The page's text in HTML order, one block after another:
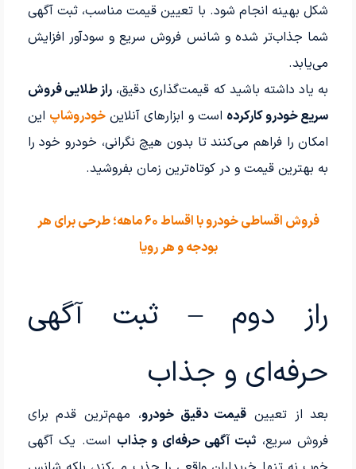
شکل بهینه انجام شود. با تعیین قیمت مناسب، ثبت آگهی
شما جذاب‌تر شده و شانس فروش سریع و سودآور افزایش
می‌یابد.
به یاد داشته باشید که قیمت‌گذاری دقیق، راز طلایی فروش
سریع خودرو کارکرده است و ابزارهای آنلاینخودروشاپ این
امکان را فراهم می‌کنند تا بدون هیچ نگرانی، خودرو خود را
به بهترین قیمت و در کوتاه‌ترین زمان بفروشید.
فروش اقساطی خودرو با اقساط ۶۰ ماهه؛ طرحی برای هر
بودجه و هر رویا
راز دوم – ثبت آگهی
حرفه‌ای و جذاب
بعد از تعیین قیمت دقیق خودرو، مهم‌ترین قدم برای
فروش سریع، ثبت آگهی حرفه‌ای و جذاب است. یک آگهی